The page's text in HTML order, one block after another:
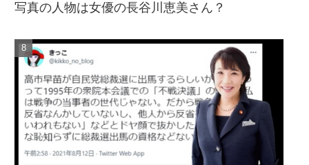
写真の人物は女優の長谷川恵美さん？